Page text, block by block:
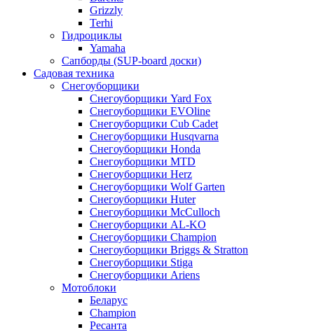
Grizzly
Terhi
Гидроциклы
Yamaha
Сапборды (SUP-board доски)
Садовая техника
Снегоуборщики
Снегоуборщики Yard Fox
Снегоуборщики EVOline
Снегоуборщики Cub Cadet
Снегоуборщики Husqvarna
Снегоуборщики Honda
Снегоуборщики MTD
Снегоуборщики Herz
Снегоуборщики Wolf Garten
Снегоуборщики Huter
Снегоуборщики McCulloch
Снегоуборщики AL-KO
Снегоуборщики Champion
Снегоуборщики Briggs & Stratton
Снегоуборщики Stiga
Снегоуборщики Ariens
Мотоблоки
Беларус
Champion
Ресанта